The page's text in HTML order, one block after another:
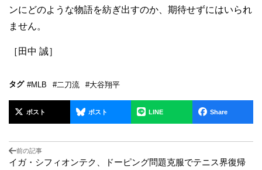
ンにどのような物語を紡ぎ出すのか、期待せずにはいられ
ません。
［田中 誠］
タグ #MLB #二刀流 #大谷翔平
ポスト ポスト LINE Share
前の記事
イガ・シフィオンテク、ドーピング問題克服でテニス界復帰